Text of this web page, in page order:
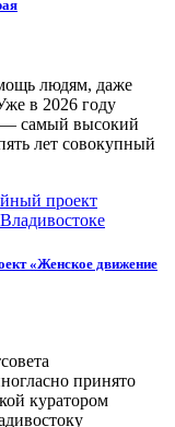
людям, даже
в 2026 году
— самый высокий
лет совокупный
«Женское движение
принято
куратором